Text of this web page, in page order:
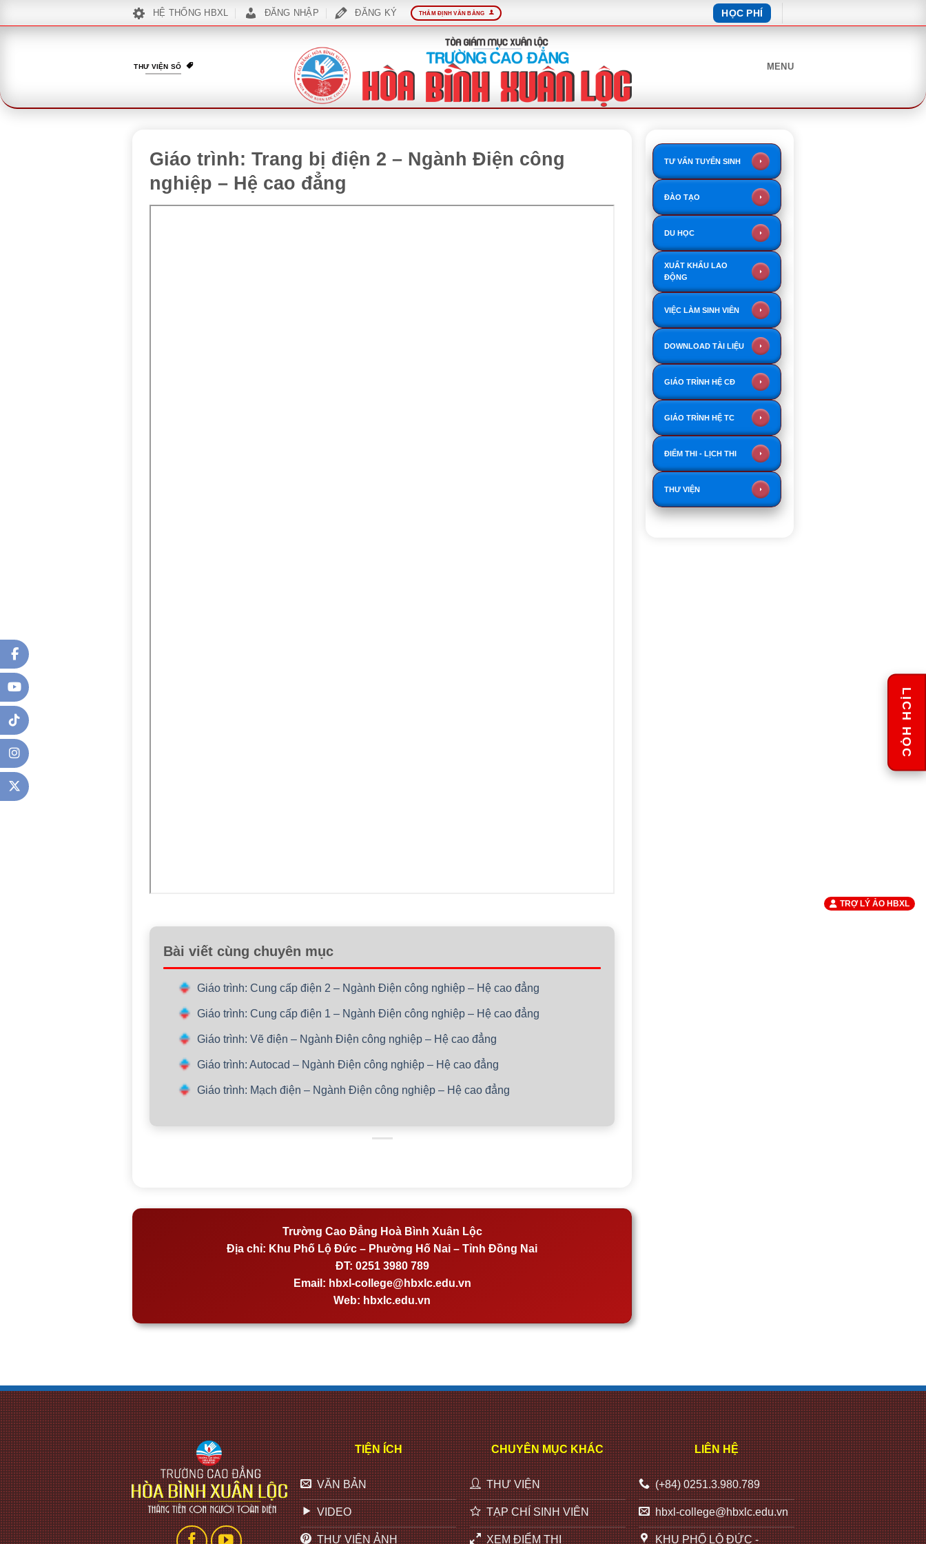
qua
HỆ THỐNG HBXL ĐĂNG NHẬP ĐĂNG KÝ THẨM ĐỊNH VĂN BẰNG HỌC PHÍ
THƯ VIỆN SỐ MENU
Giáo trình: Trang bị điện 2 – Ngành Điện công
nghiệp – Hệ cao đẳng
Bài viết cùng chuyên mục
Giáo trình: Cung cấp điện 2 – Ngành Điện công nghiệp – Hệ cao đẳng
Giáo trình: Cung cấp điện 1 – Ngành Điện công nghiệp – Hệ cao đẳng
Giáo trình: Vẽ điện – Ngành Điện công nghiệp – Hệ cao đẳng
Giáo trình: Autocad – Ngành Điện công nghiệp – Hệ cao đẳng
Giáo trình: Mạch điện – Ngành Điện công nghiệp – Hệ cao đẳng
Trường Cao Đẳng Hoà Bình Xuân Lộc
Địa chỉ: Khu Phố Lộ Đức – Phường Hố Nai – Tỉnh Đồng Nai
ĐT: 0251 3980 789
Email: hbxl-college@hbxlc.edu.vn
Web: hbxlc.edu.vn
TƯ VẤN TUYỂN SINH
ĐÀO TẠO
DU HỌC
XUẤT KHẨU LAO
ĐỘNG
VIỆC LÀM SINH VIÊN
DOWNLOAD TÀI LIỆU
GIÁO TRÌNH HỆ CĐ
GIÁO TRÌNH HỆ TC
ĐIỂM THI - LỊCH THI
THƯ VIỆN
TIỆN ÍCH
VĂN BẢN
VIDEO
THƯ VIỆN ẢNH
CHUYÊN MỤC KHÁC
THƯ VIỆN
TẠP CHÍ SINH VIÊN
XEM ĐIỂM THI
LIÊN HỆ
(+84) 0251.3.980.789
hbxl-college@hbxlc.edu.vn
KHU PHỐ LỘ ĐỨC -
LỊCH HỌC
TRỢ LÝ ẢO HBXL